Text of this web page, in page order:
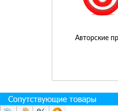
Авторские